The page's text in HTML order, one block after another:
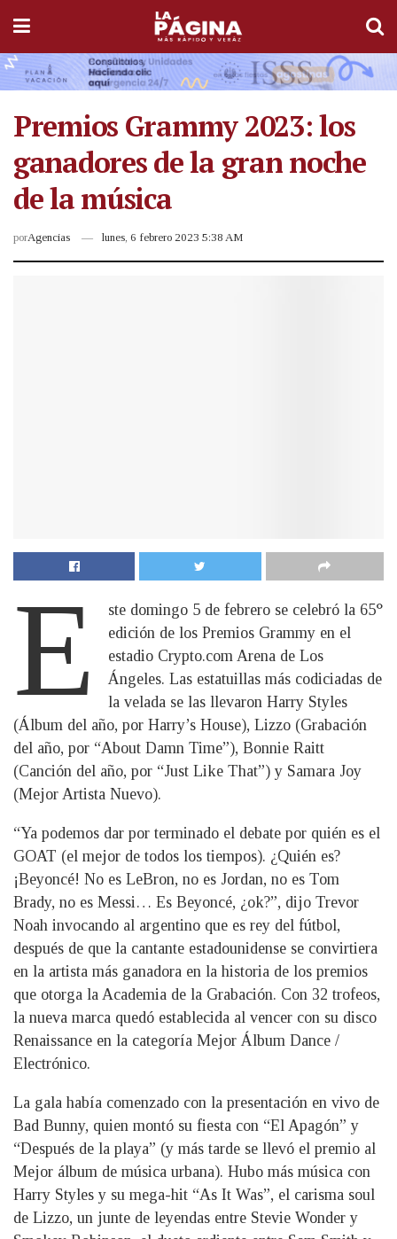
Premios Grammy 2023: los
ganadores de la gran noche
de la música
porAgencias lunes, 6 febrero 2023 5:38 AM
E
ste domingo 5 de febrero se celebró la 65°
edición de los Premios Grammy en el
estadio Crypto.com Arena de Los
Ángeles. Las estatuillas más codiciadas de
la velada se las llevaron Harry Styles
(Álbum del año, por Harry’s House), Lizzo (Grabación
del año, por “About Damn Time”), Bonnie Raitt
(Canción del año, por “Just Like That”) y Samara Joy
(Mejor Artista Nuevo).
“Ya podemos dar por terminado el debate por quién es el
GOAT (el mejor de todos los tiempos). ¿Quién es?
¡Beyoncé! No es LeBron, no es Jordan, no es Tom
Brady, no es Messi… Es Beyoncé, ¿ok?”, dijo Trevor
Noah invocando al argentino que es rey del fútbol,
después de que la cantante estadounidense se convirtiera
en la artista más ganadora en la historia de los premios
que otorga la Academia de la Grabación. Con 32 trofeos,
la nueva marca quedó establecida al vencer con su disco
Renaissance en la categoría Mejor Álbum Dance /
Electrónico.
La gala había comenzado con la presentación en vivo de
Bad Bunny, quien montó su fiesta con “El Apagón” y
“Después de la playa” (y más tarde se llevó el premio al
Mejor álbum de música urbana). Hubo más música con
Harry Styles y su mega-hit “As It Was”, el carisma soul
de Lizzo, un junte de leyendas entre Stevie Wonder y